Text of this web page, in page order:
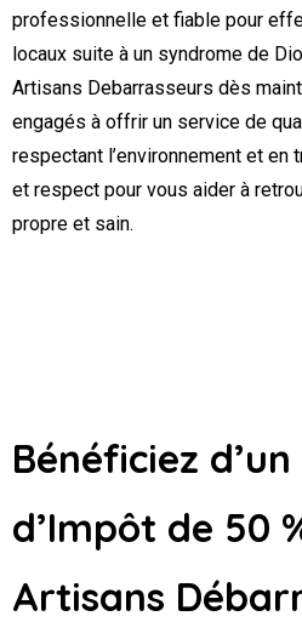
professionnelle et fiable pour
locaux suite à un syndrome de
Artisans Debarrasseurs dès
engagés à offrir un service de
respectant l’environnement et en
et respect pour vous aider à
propre et sain.
Bénéficiez
d’Impôt de 50
Artisans